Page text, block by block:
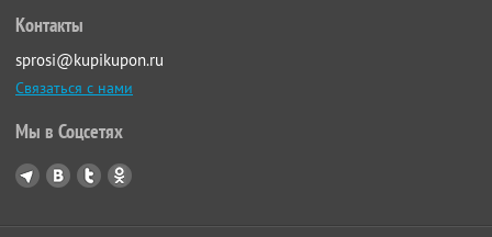
Контакты
sprosi@kupikupon.ru
Связаться с нами
Мы в Соцсетях